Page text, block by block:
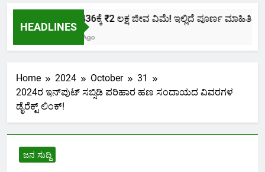
HEADLINES
ಕೇವಲ ₹436ಕ್ಕೆ ₹2 ಲಕ್ಷ ಜೀವ ವಿಮೆ! ಇಲ್ಲಿದೆ ಪೂರ್ಣ ಮಾಹಿತಿ.
Home 2024 October
31
2024ರ ಇನ್‌ಪುಟ್ ಸಬ್ಸಿಡಿ ಪರಿಹಾರ ಹಣ ಸಂದಾಯದ ವಿವರಗಳ
ಡೈರೆಕ್ಟ್ ಲಿಂಕ್!
ಜನ ಸುದ್ದಿ